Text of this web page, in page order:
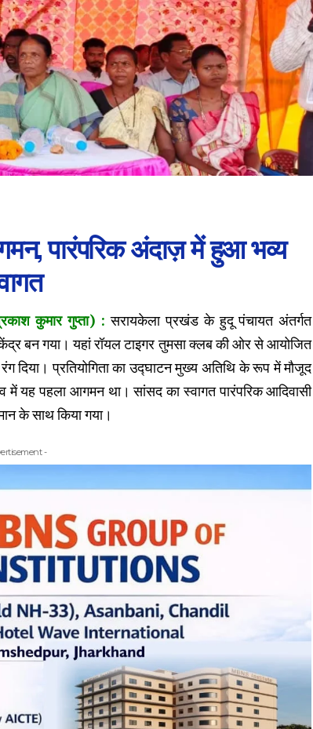
पारंपरिक अंदाज़ में हुआ भव्य
कुमार गुप्ता) : सरायकेला प्रखंड के हुदू पंचायत अंतर्गत
बन गया। यहां रॉयल टाइगर तुमसा क्लब की ओर से आयोजित
दिया। प्रतियोगिता का उद्घाटन मुख्य अतिथि के रूप में मौजूद
में यह पहला आगमन था। सांसद का स्वागत पारंपरिक आदिवासी
के साथ किया गया।
-